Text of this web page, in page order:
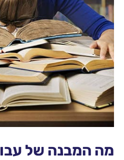
מה המבנה של